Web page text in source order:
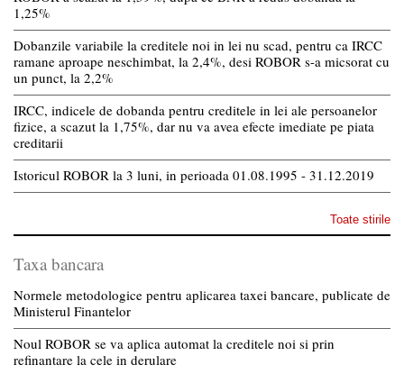
1,25%
Dobanzile variabile la creditele noi in lei nu scad, pentru ca IRCC
ramane aproape neschimbat, la 2,4%, desi ROBOR s-a micsorat cu
un punct, la 2,2%
IRCC, indicele de dobanda pentru creditele in lei ale persoanelor
fizice, a scazut la 1,75%, dar nu va avea efecte imediate pe piata
creditarii
Istoricul ROBOR la 3 luni, in perioada 01.08.1995 - 31.12.2019
Toate stirile
Taxa bancara
Normele metodologice pentru aplicarea taxei bancare, publicate de
Ministerul Finantelor
Noul ROBOR se va aplica automat la creditele noi si prin
refinantare la cele in derulare